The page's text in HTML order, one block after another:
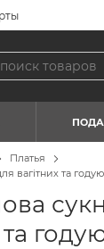
Платья
вагітних та